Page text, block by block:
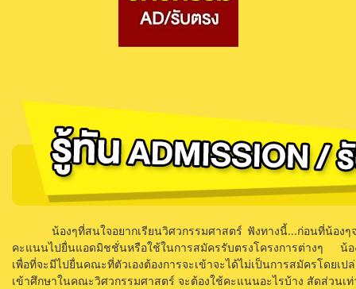
น้องๆที่สนใจอยากเรียนวิศวกรรมศาสตร์ ฟังทางนี้...ก่อนที่น้องๆจะ
คะแนนไปยื่นแอดมิชชั่นหรือใช้ในการสมัครรับตรงโครงการต่างๆ น้อ
เพื่อที่จะมีไปยื่นคณะที่ตัวเองต้องการจะเข้าจะได้ไม่เป็นการสมัครโดย
เข้าศึกษาในคณะวิศวกรรมศาสตร์ จะต้องใช้คะแนนอะไรบ้าง สัดส่วนเท่